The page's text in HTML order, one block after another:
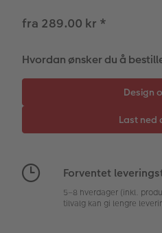
Tilbehør
Flerdelt
Fotopanel
Velkomstskilt
Gratis
CEWE Gavekort
Firmagaver
Gratis
Digitalt kort
fra 289.00 kr *
Hvordan ønsker du å
Forventet
5–8 hverdager (inkl.
tilvalg kan gi lengre